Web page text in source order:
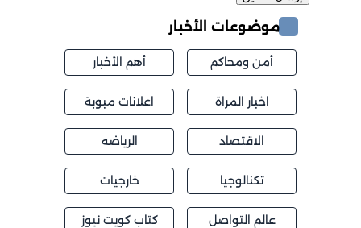
موضوعات الأخبار
أمن ومحاكم أهم الأخبار
اخبار المراة اعلانات مبوبة
الاقتصاد الرياضه
تكنالوجيا خارجيات
عالم التواصل
كتاب كويت نيوز